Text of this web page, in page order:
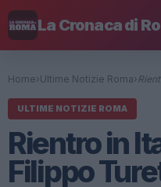
La Cronaca di
Home› Ultime Notizie Roma›
ULTIME NOTIZIE ROMA
Rientro in
Filippo